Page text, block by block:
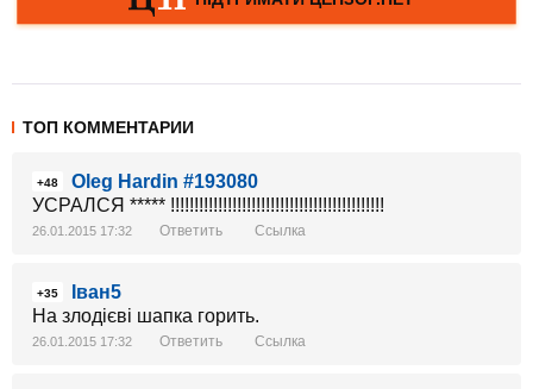
ТОП КОММЕНТАРИИ
+48
Oleg Hardin #193080
УСРАЛСЯ ***** !!!!!!!!!!!!!!!!!!!!!!!!!!!!!!!!!!!!!!!!!!!!!
26.01.2015 17:32 Ответить Ссылка
+35
Іван5
На злодієві шапка горить.
26.01.2015 17:32 Ответить Ссылка